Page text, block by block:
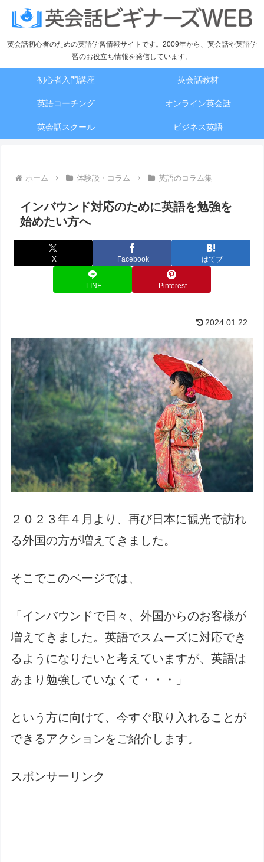
英会話初心者のための英語学習情報サイトです。2009年から、英会話や英語学
習のお役立ち情報を発信しています。
初心者入門講座 英会話教材
英語コーチング オンライン英会話
英会話スクール ビジネス英語
ホーム 体験談・コラム 英語のコラム集
インバウンド対応のために英語を勉強を
始めたい方へ
X Facebook はてブ
LINE Pinterest
2024.01.22
２０２３年４月より、再び日本に観光で訪れ
る外国の方が増えてきました。
そこでこのページでは、
「インバウンドで日々、外国からのお客様が
増えてきました。英語でスムーズに対応でき
るようになりたいと考えていますが、英語は
あまり勉強していなくて・・・」
という方に向けて、今すぐ取り入れることが
できるアクションをご紹介します。
スポンサーリンク